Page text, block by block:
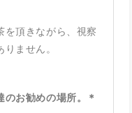
を頂きながら、視察
ません。
お勧めの場所。＊